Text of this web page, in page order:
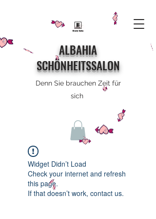
ALBAHIA
SCHÖNHEITSSALON
Denn Sie brauchen Zeit für
sich
Widget Didn’t Load
Check your internet and refresh
this page.
If that doesn’t work, contact us.